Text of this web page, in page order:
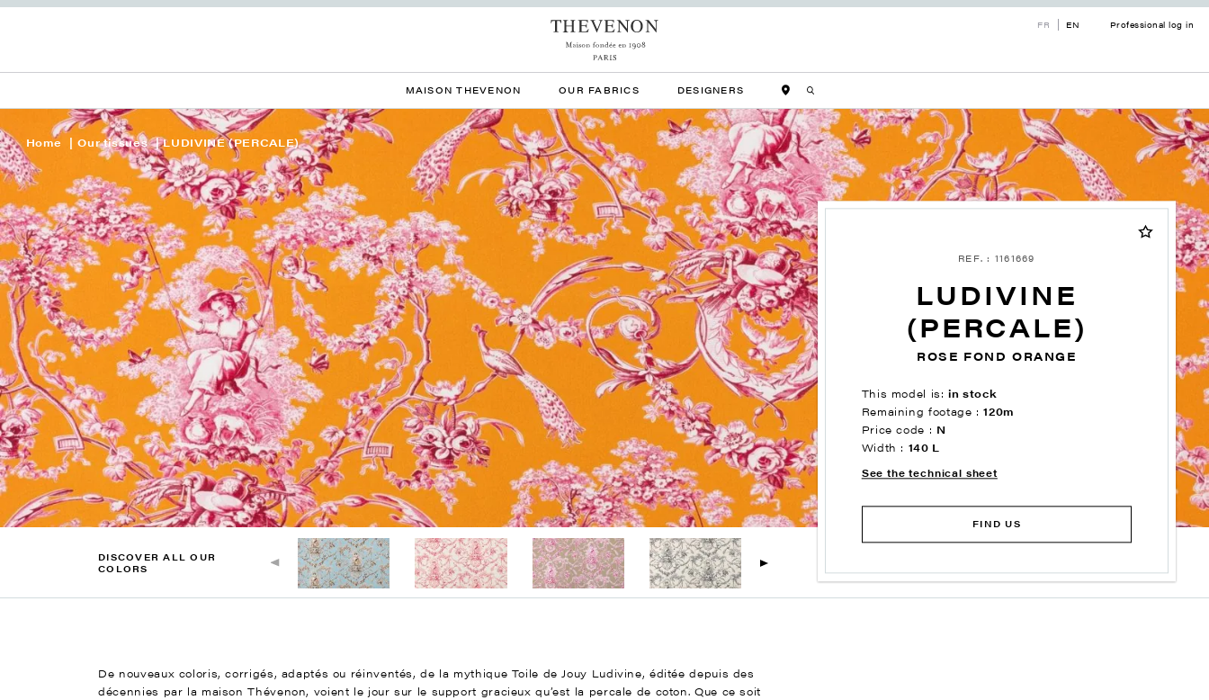
FR EN Professional log in
MAISON THEVENON OUR FABRICS DESIGNERS
Home Our tissues LUDIVINE (PERCALE)
REF. : 1161669
LUDIVINE
(PERCALE)
ROSE FOND ORANGE
This model is:in stock
Remaining footage :120m
Price code : N
Width : 140 L
See the technical sheet
FIND US
DISCOVER ALL OUR
COLORS
De nouveaux coloris, corrigés, adaptés ou réinventés, de la mythique Toile de Jouy Ludivine, éditée depuis des
décennies par la maison Thévenon, voient le jour sur le support gracieux qu’est la percale de coton. Que ce soit